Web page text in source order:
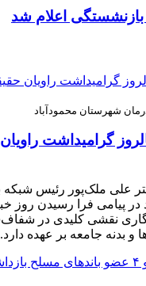
اعلام شد
شهرستان محمودآباد
سالروز گرامیداشت
دکتر علی ملک‌پور رئیس
پیامی فرا رسیدن روز
نقشی کلیدی در
و بدنه جامعه بر عهده دارد.